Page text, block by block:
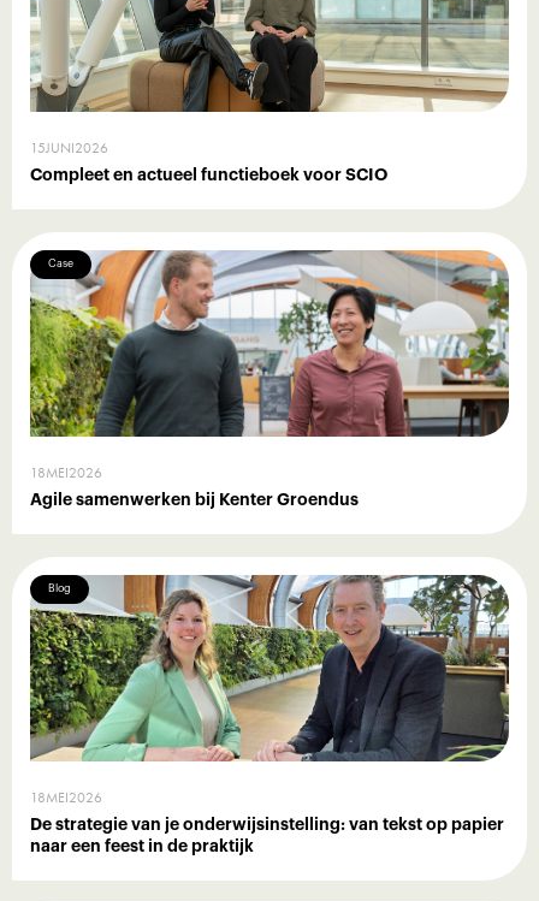
15JUNI2026
Compleet en actueel functieboek voor SCIO
Case
18MEI2026
Agile samenwerken bij Kenter Groendus
Blog
18MEI2026
De strategie van je onderwijsinstelling: van tekst op papier
naar een feest in de praktijk